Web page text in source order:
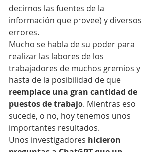
decirnos las fuentes de la
información que provee) y diversos
errores.
Mucho se habla de su poder para
realizar las labores de los
trabajadores de muchos gremios y
hasta de la posibilidad de que
reemplace una gran cantidad de
puestos de trabajo. Mientras eso
sucede, o no, hoy tenemos unos
importantes resultados.
Unos investigadores hicieron